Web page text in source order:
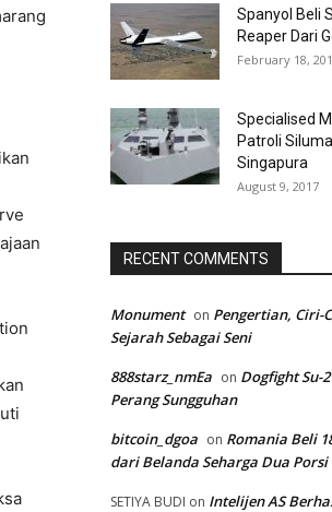
Spanyol Beli
Reaper Dari
February 18,
Specialised
Patroli
Singapura
August 9, 2017
RECENT COMMENTS
Monument on Pengertian, Ciri-
Sejarah Sebagai Seni
888starz_nmEa on Dogfight Su-
Perang Sungguhan
bitcoin_dgoa on Romania Beli
dari Belanda Seharga Dua Porsi
SETIYA BUDI on Intelijen AS